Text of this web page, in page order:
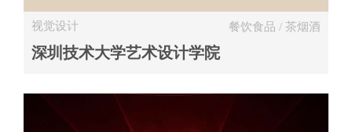
视觉设计 餐饮食品 / 茶烟酒
深圳技术大学艺术设计学院